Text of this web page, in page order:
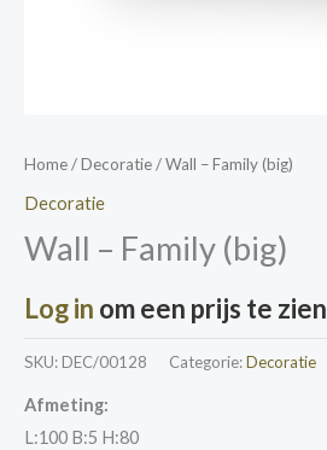
Home/Decoratie/ Wall – Family (big)
Decoratie
Wall – Family (big)
Log in om een prijs te zien
SKU: DEC/00128 Categorie:Decoratie
Afmeting:
L:100 B:5 H:80